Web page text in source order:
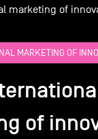
marketing of
MARKETING OF
of